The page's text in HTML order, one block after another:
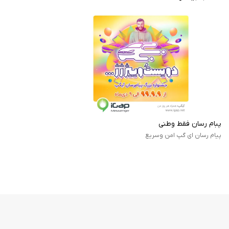
وبسایت رسمی آیگپ:
امنیت شما در آیگپ با سخت‌گیری بسیار بالایی تضمین شده است.
پیام‌های ارسالی و دریافتی، چه در چت‌های خصوصی و چه در گروه‌ها با
کاربران از محفوظ ماندن حریم شخصی خود اطمینان داشته باشند.
پبام رسان فقط وطنی
پیام رسان ای گپ امن وسریع